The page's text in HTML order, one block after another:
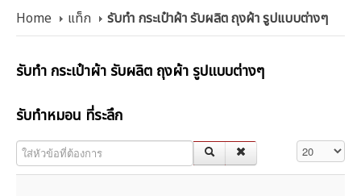
Home แท็ก รับทำ กระเป๋าผ้า รับผลิต ถุงผ้า รูปแบบต่างๆ
รับทำ กระเป๋าผ้า รับผลิต ถุงผ้า รูปแบบต่างๆ
รับทำหมอน ที่ระลึก
ใส่หัวข้อที่ต้องการ แสดง #